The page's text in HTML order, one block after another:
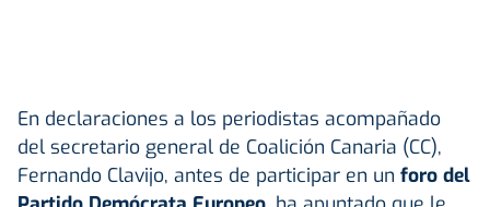
En declaraciones a los periodistas acompañado
del secretario general de Coalición Canaria (CC),
Fernando Clavijo, antes de participar en un foro del